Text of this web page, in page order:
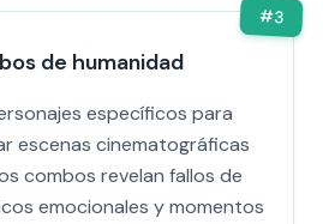
#3
de humanidad
específicos para
escenas cinematográficas
combos revelan fallos de
emocionales y momentos